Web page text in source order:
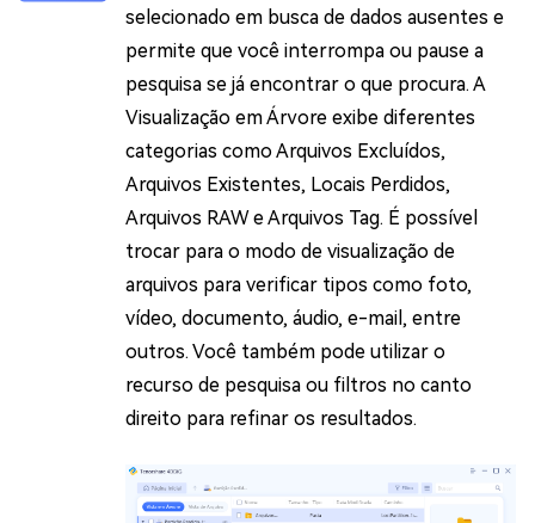
selecionado em busca de dados ausentes e
permite que você interrompa ou pause a
pesquisa se já encontrar o que procura. A
Visualização em Árvore exibe diferentes
categorias como Arquivos Excluídos,
Arquivos Existentes, Locais Perdidos,
Arquivos RAW e Arquivos Tag. É possível
trocar para o modo de visualização de
arquivos para verificar tipos como foto,
vídeo, documento, áudio, e-mail, entre
outros. Você também pode utilizar o
recurso de pesquisa ou filtros no canto
direito para refinar os resultados.